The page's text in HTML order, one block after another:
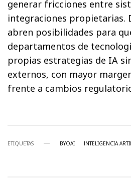
generar fricciones entre
integraciones propietarias.
abren posibilidades para
departamentos de
propias estrategias de IA
externos, con mayor
frente a cambios
ETIQUETAS BYOAI INTELIGENCIA